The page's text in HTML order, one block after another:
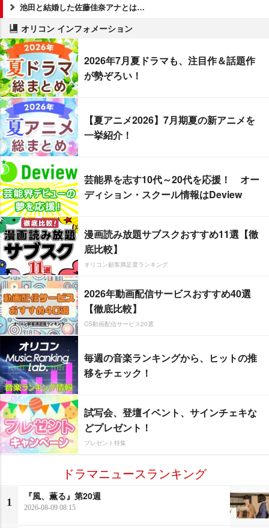
池田と結婚した佐藤佳奈アナとは…
オリコン インフォメーション
2026年7月夏ドラマも、注目作＆話題作
が勢ぞろい！
【夏アニメ2026】7月期夏の新アニメを
一挙紹介！
芸能界を志す10代～20代を応援！ オー
ディション・スクール情報はDeview
漫画読み放題サブスクおすすめ11選【徹
底比較】
オリコン顧客満足度ランキング
2026年動画配信サービスおすすめ40選
【徹底比較】
CS動画配信サービス20選
毎週の音楽ランキングから、ヒットの推
移をチェック！
試写会、登壇イベント、サインチェキな
どプレゼント！
プレゼント特集
ドラマニュースランキング
1
『風、薫る』第20週
2026-08-09 08:15